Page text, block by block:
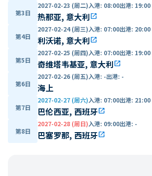
第3日
2027-02-23 (周二)入港: 08:00出港: 19:00
热那亚, 意大利open_in_new
第4日
2027-02-24 (周三)入港: 07:00出港: 20:00
利沃诺, 意大利open_in_new
第5日
2027-02-25 (周四)入港: 07:00出港: 19:00
奇维塔韦基亚, 意大利open_in_new
第6日
2027-02-26 (周五)入港: -出港: -
海上
第7日
2027-02-27 (周六)入港: 07:00出港: 21:00
巴伦西亚, 西班牙open_in_new
第8日
2027-02-28 (周日)入港: 09:00出港: -
巴塞罗那, 西班牙open_in_new